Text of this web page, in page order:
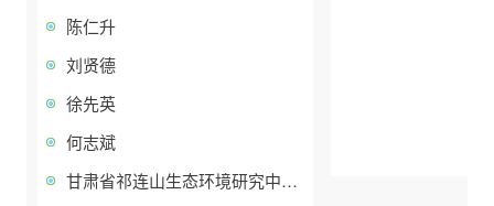
陈仁升
刘贤德
徐先英
何志斌
甘肃省祁连山生态环境研究中心2019-2020年度开放基金申请指南